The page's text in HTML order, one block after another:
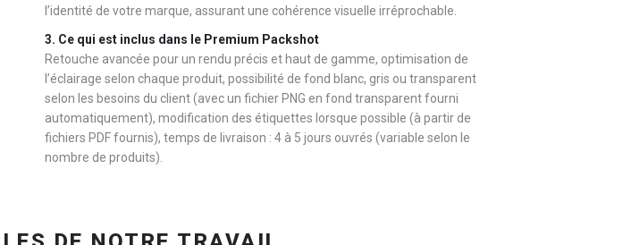
l’identité de votre marque, assurant une cohérence visuelle irréprochable.
3. Ce qui est inclus dans le Premium Packshot
Retouche avancée pour un rendu précis et haut de gamme, optimisation de
l’éclairage selon chaque produit, possibilité de fond blanc, gris ou transparent
selon les besoins du client (avec un fichier PNG en fond transparent fourni
automatiquement), modification des étiquettes lorsque possible (à partir de
fichiers PDF fournis), temps de livraison : 4 à 5 jours ouvrés (variable selon le
nombre de produits).